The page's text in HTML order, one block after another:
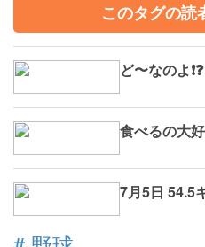
このタグの読
ど〜なのよ
食べるの大
7月5日 54.5